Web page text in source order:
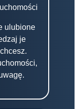
ulubione
je